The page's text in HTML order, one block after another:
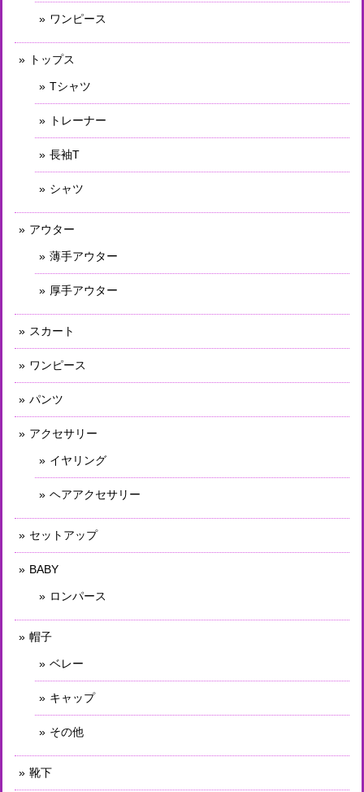
ワンピース
トップス
Tシャツ
トレーナー
長袖T
シャツ
アウター
薄手アウター
厚手アウター
スカート
ワンピース
パンツ
アクセサリー
イヤリング
ヘアアクセサリー
セットアップ
BABY
ロンパース
帽子
ベレー
キャップ
その他
靴下